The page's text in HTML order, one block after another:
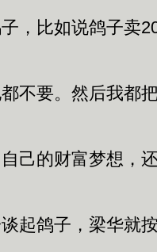
比如说鸽子卖
要。然后我都
的财富梦想，
鸽子，梁华就